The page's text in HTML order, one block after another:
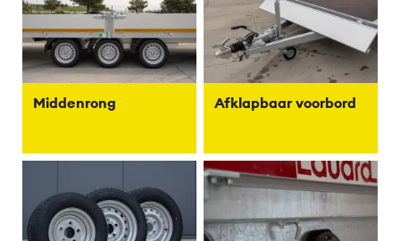
Middenrong Afklapbaar voorbord